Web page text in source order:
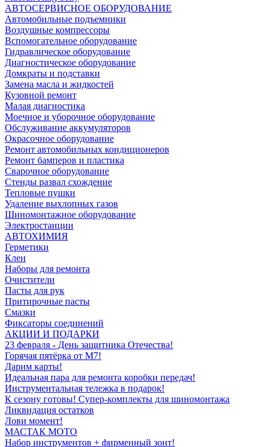
АВТОСЕРВИСНОЕ ОБОРУДОВАНИЕ
Автомобильные подъемники
Воздушные компрессоры
Вспомогательное оборудование
Гидравлическое оборудование
Диагностическое оборудование
Домкраты и подставки
Замена масла и жидкостей
Кузовной ремонт
Малая диагностика
Моечное и уборочное оборудование
Обслуживание аккумуляторов
Окрасочное оборудование
Ремонт автомобильных кондиционеров
Ремонт бамперов и пластика
Сварочное оборудование
Стенды развал схождение
Тепловые пушки
Удаление выхлопных газов
Шиномонтажное оборудование
Электростанции
АВТОХИМИЯ
Герметики
Клеи
Наборы для ремонта
Очистители
Пасты для рук
Притирочные пасты
Смазки
Фиксаторы соединений
АКЦИИ И ПОДАРКИ
23 февраля - День защитника Отечества!
Горячая пятёрка от M7!
Дарим карты!
Идеальная пара для ремонта коробки передач!
Инструментальная тележка в подарок!
К сезону готовы! Супер-комплекты для шиномонтажа
Ликвидация остатков
Лови момент!
МАСТАК МОТО
Набор инструментов + фирменный зонт!